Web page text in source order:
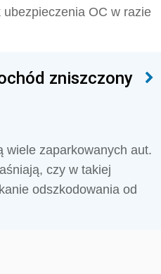
OC w razie
zniszczony
wiele zaparkowanych aut.
czy w takiej
odszkodowania od